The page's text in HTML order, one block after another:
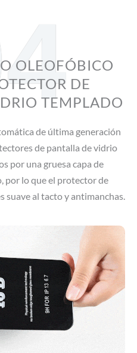
OLEOFÓBICO
DE
TEMPLADO
de última generación
de pantalla de vidrio
por una gruesa capa de
por lo que el protector de
suave al tacto y antimanchas.